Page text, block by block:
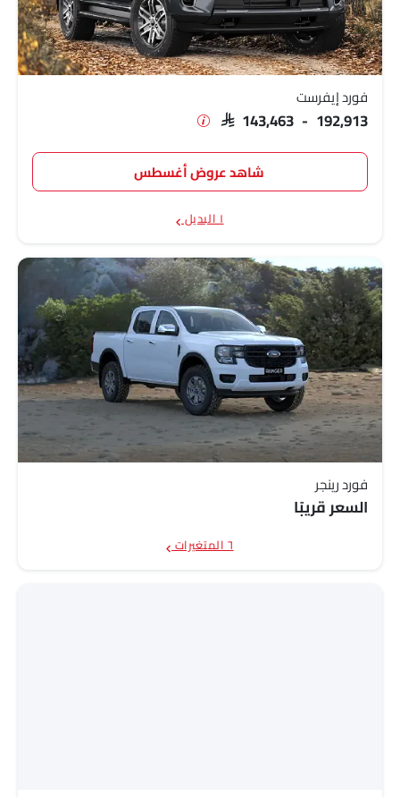
فورد إيفرست
SAR 143,463 - 192,913
شاهد عروض أغسطس
١ البديل
فورد رينجر
السعر قريبًا
٦ المتغيرات